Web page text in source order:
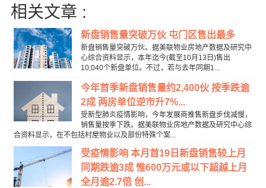
相关文章 :
新盘销售量突破万伙 屯门区售出最多
新盘销售量突破万伙。据美联物业房地产数据及研究中
心综合资料显示，本年迄今(截至10月13日)售出
10,040个新盘单位。不过，若与去年同期1...
今年首季新盘销售量约2,400伙 按季跌逾
2成 两房单位逆市升7%...
受新型肺炎疫情影响，今年发展商推售新盘步伐减慢，
销售量按季下跌。据美联物业房地产数据及研究中心综
合资料显示，在不包括村屋物业以及部份特殊个案...
受疫情影响 本月首19日新盘销售较上月
同期跌逾3成 惟600万元或以下超越上月
全月逾2.7倍 创...